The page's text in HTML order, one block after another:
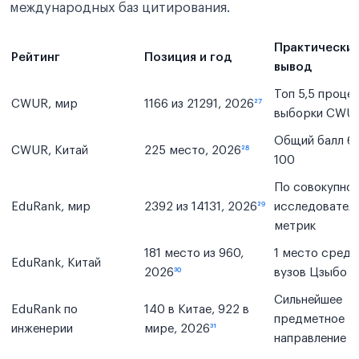
международных баз цитирования.
Рейтинг Позиция и год
вывод
CWUR, мир 1166 из 21291, 2026²⁷
Топ 5,5
выборки
CWUR, Китай 225 место, 2026²⁸
Общий балл
100
EduRank, мир 2392 из 14131, 2026²⁹
По
метрик
EduRank, Китай
181 место из 960,
2026³⁰
1 место
вузов Цзыбо
EduRank по
инженерии
140 в Китае, 922 в
мире, 2026³¹
Сильнейшее
предметное
направление